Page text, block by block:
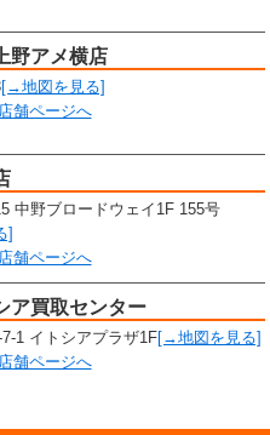
野アメ横店
[→地図を見る]
店舗ページへ
中野ブロードウェイ1F 155号
]
店舗ページへ
ア買取センター
1 イトシアプラザ1F[→地図を見る]
店舗ページへ